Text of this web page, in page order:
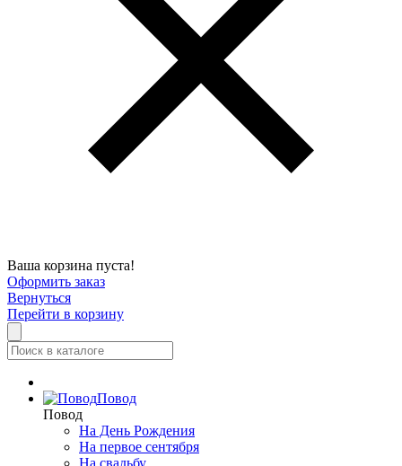
Ваша корзина пуста!
Оформить заказ
Вернуться
Перейти в корзину
Повод
Повод
На День Рождения
На первое сентября